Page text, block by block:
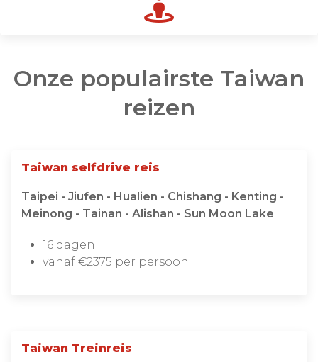
Onze populairste Taiwan
reizen
Taiwan selfdrive reis
Taipei - Jiufen - Hualien - Chishang - Kenting -
Meinong - Tainan - Alishan - Sun Moon Lake
16 dagen
vanaf €2375 per persoon
Taiwan Treinreis